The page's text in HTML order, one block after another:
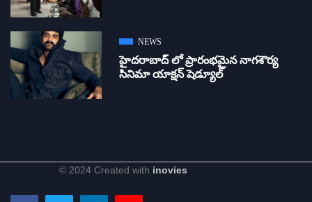
NEWS
హైదరాబాద్ లో ప్రారంభమైన నాగశౌర్య
సినిమా యాక్షన్ షెడ్యూల్
© 2024 Created with inovies